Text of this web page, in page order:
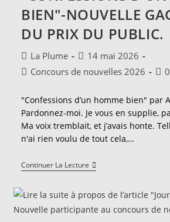
Prix
De
La
Plume.
BIEN"-NOUVELLE
DU PRIX DU PUBLIC.
Auteur/autrice
de
La Plume
Publication
publiée :
14 mai 2026
PostConcours de nouvelles 2026
"Confessions d’un homme bien" par
Pardonnez-moi. Je vous en supplie,
Ma voix tremblait, et j’avais honte.
n'ai rien voulu de tout cela,…
Continuer La Lecture"Confessions
D’un
Bien"-
Nouvelle
Gagnante